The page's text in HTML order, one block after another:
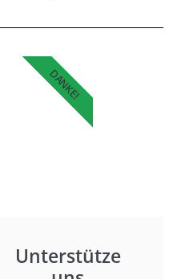
Unterstütze
DANKE!